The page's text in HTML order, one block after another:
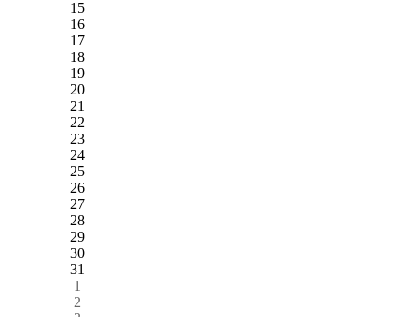
15
16
17
18
19
20
21
22
23
24
25
26
27
28
29
30
31
1
2